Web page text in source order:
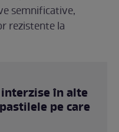
semnificative,
rezistente la
în alte
pe care